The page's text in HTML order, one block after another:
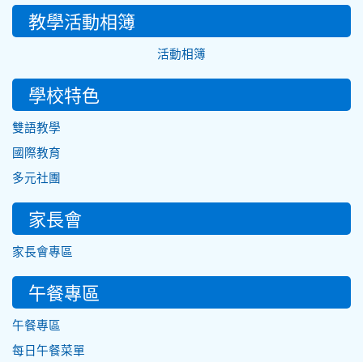
教學活動相簿
活動相簿
學校特色
雙語教學
國際教育
多元社團
家長會
家長會專區
午餐專區
午餐專區
每日午餐菜單